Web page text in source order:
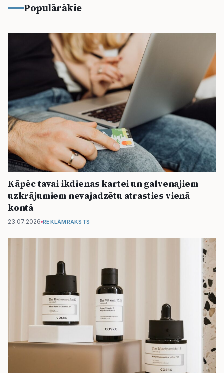
Populārākie
Kāpēc tavai ikdienas kartei un galvenajiem
uzkrājumiem nevajadzētu atrasties vienā
kontā
23.07.2026 REKLĀMRAKSTS